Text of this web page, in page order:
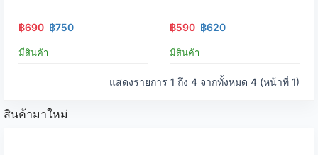
฿690 ฿750
มีสินค้า
฿590 ฿620
มีสินค้า
แสดงรายการ 1 ถึง 4 จากทั้งหมด 4 (หน้าที่ 1)
สินค้ามาใหม่